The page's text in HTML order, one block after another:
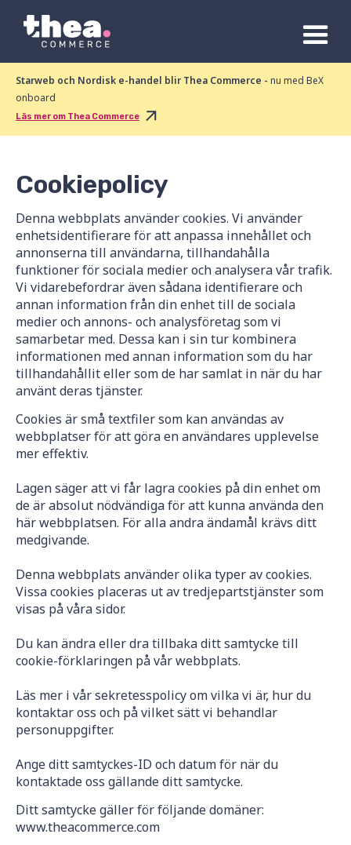
Starweb och Nordisk e-handel blir Thea Commerce - nu med BeX
onboard
Läs mer om Thea Commerce
Cookiepolicy
Denna webbplats använder cookies. Vi använder
enhetsidentifierare för att anpassa innehållet och
annonserna till användarna, tillhandahålla
funktioner för sociala medier och analysera vår trafik.
Vi vidarebefordrar även sådana identifierare och
annan information från din enhet till de sociala
medier och annons- och analysföretag som vi
samarbetar med. Dessa kan i sin tur kombinera
informationen med annan information som du har
tillhandahållit eller som de har samlat in när du har
använt deras tjänster.
Cookies är små textfiler som kan användas av
webbplatser för att göra en användares upplevelse
mer effektiv.
Lagen säger att vi får lagra cookies på din enhet om
de är absolut nödvändiga för att kunna använda den
här webbplatsen. För alla andra ändamål krävs ditt
medgivande.
Denna webbplats använder olika typer av cookies.
Vissa cookies placeras ut av tredjepartstjänster som
visas på våra sidor.
Du kan ändra eller dra tillbaka ditt samtycke till
cookie-förklaringen på vår webbplats.
Läs mer i vår sekretesspolicy om vilka vi är, hur du
kontaktar oss och på vilket sätt vi behandlar
personuppgifter.
Ange ditt samtyckes-ID och datum för när du
kontaktade oss gällande ditt samtycke.
Ditt samtycke gäller för följande domäner:
www.theacommerce.com